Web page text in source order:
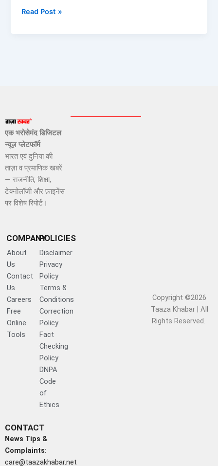
Read Post »
एक भरोसेमंद डिजिटल
न्यूज़ प्लेटफॉर्म
भारत एवं दुनिया की
ताज़ा व प्रमाणिक खबरें
— राजनीति, शिक्षा,
टेक्नोलॉजी और फ़ाइनेंस
पर विशेष रिपोर्ट।
COMPANY
About
Us
Contact
Us
Careers
Free
Online
Tools
POLICIES
Disclaimer
Privacy
Policy
Terms &
Conditions
Correction
Policy
Fact
Checking
Policy
DNPA
Code
of
Ethics
CONTACT
News Tips &
Complaints:
care@taazakhabar.net
Copyright ©2026
Taaza Khabar | All
Rights Reserved.​